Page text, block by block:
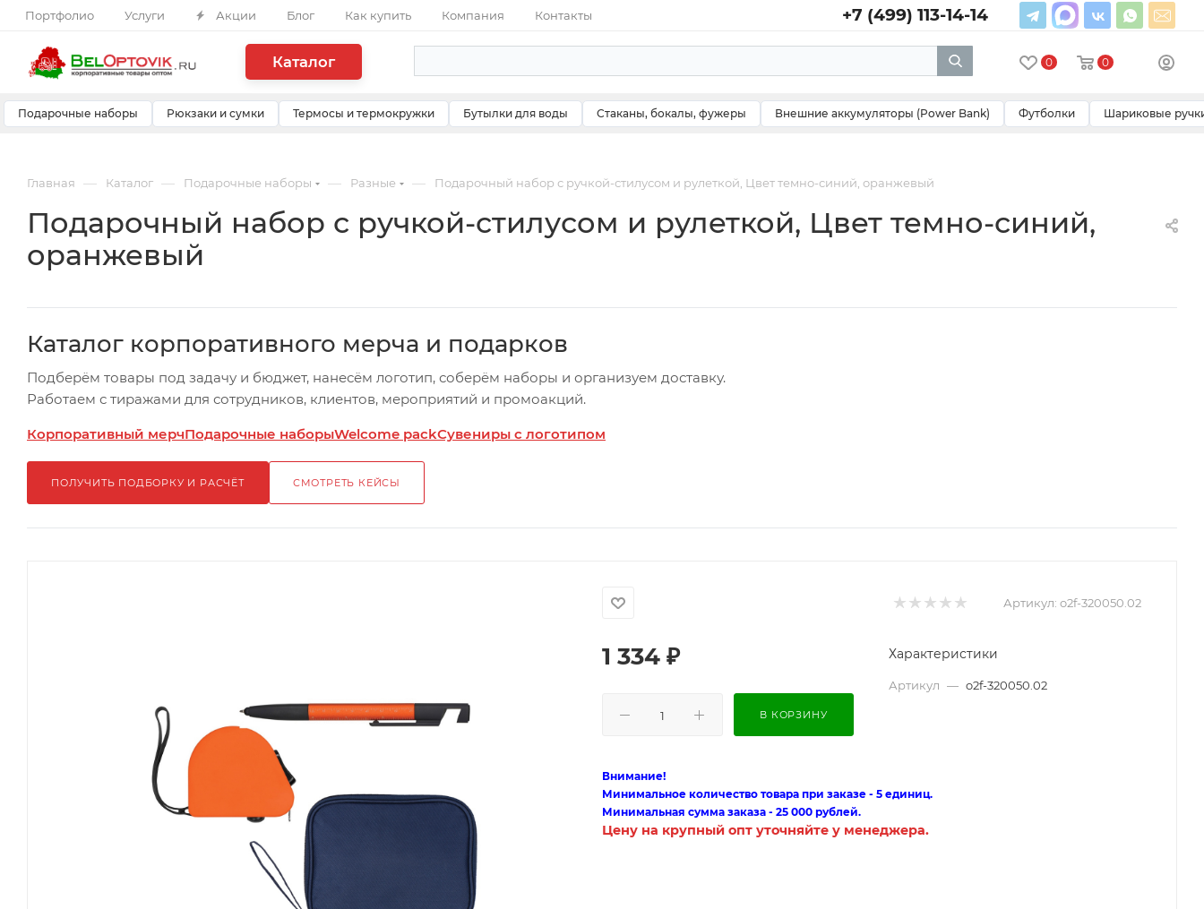
Портфолио Услуги Акции Блог Как купить Компания Контакты +7 (499) 113-14-14
Каталог 0 0
Подарочные наборы Рюкзаки и сумки Термосы и термокружки Бутылки для воды Стаканы, бокалы, фужеры Внешние аккумуляторы (Power Bank) Футболки Шариковые
Главная — Каталог — Подарочные наборы — Разные — Подарочный набор с ручкой-стилусом и рулеткой, Цвет темно-синий, оранжевый
Подарочный набор с ручкой-стилусом и рулеткой, Цвет темно-синий,
оранжевый
Каталог корпоративного мерча и подарков
Подберём товары под задачу и бюджет, нанесём логотип, соберём наборы и организуем доставку.
Работаем с тиражами для сотрудников, клиентов, мероприятий и промоакций.
Корпоративный мерчПодарочные наборыWelcome packСувениры с логотипом
ПОЛУЧИТЬ ПОДБОРКУ И РАСЧЁТ СМОТРЕТЬ КЕЙСЫ
Артикул: o2f-320050.02
1 334 ₽
В КОРЗИНУ
Характеристики
Артикул — o2f-320050.02
Внимание!
Минимальное количество товара при заказе - 5 единиц.
Минимальная сумма заказа - 25 000 рублей.
Цену на крупный опт уточняйте у менеджера.